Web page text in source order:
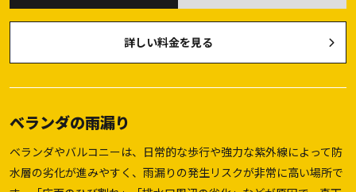
詳しい料金を見る
ベランダの雨漏り
ベランダやバルコニーは、日常的な歩行や強力な紫外線によって防
水層の劣化が進みやすく、雨漏りの発生リスクが非常に高い場所で